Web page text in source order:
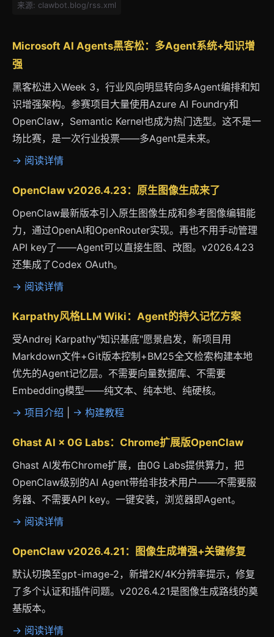
来源: clawbot.blog/rss.xml
Microsoft AI Agents黑客松：多Agent系统+知识增
强
黑客松进入Week 3，行业风向明显转向多Agent编排和知
识增强架构。参赛项目大量使用Azure AI Foundry和
OpenClaw，Semantic Kernel也成为热门选型。这不是一
场比赛，是一次行业投票——多Agent是未来。
→ 阅读详情
OpenClaw v2026.4.23：原生图像生成来了
OpenClaw最新版本引入原生图像生成和参考图像编辑能
力，通过OpenAI和OpenRouter实现。再也不用手动管理
API key了——Agent可以直接生图、改图。v2026.4.23
还集成了Codex OAuth。
→ 阅读详情
Karpathy风格LLM Wiki：Agent的持久记忆方案
受Andrej Karpathy"知识基底"愿景启发，新项目用
Markdown文件+Git版本控制+BM25全文检索构建本地
优先的Agent记忆层。不需要向量数据库、不需要
Embedding模型——纯文本、纯本地、纯硬核。
→ 项目介绍
→ 构建教程
Ghast AI × 0G Labs：Chrome扩展版OpenClaw
Ghast AI发布Chrome扩展，由0G Labs提供算力，把
OpenClaw级别的AI Agent带给非技术用户——不需要服
务器、不需要API key。一键安装，浏览器即Agent。
→ 阅读详情
OpenClaw v2026.4.21：图像生成增强+关键修复
默认切换至gpt-image-2，新增2K/4K分辨率提示，修复
了多个认证和插件问题。v2026.4.21是图像生成路线的奠
基版本。
→ 阅读详情